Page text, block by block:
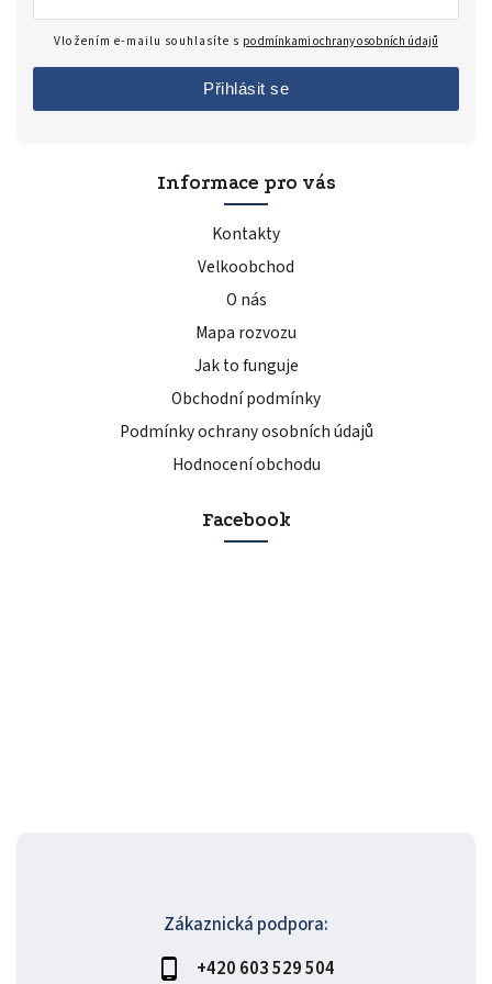
Zákaznická podpora:
+420 603 529 504
Informace pro vás
Kontakty
Velkoobchod
O nás
Mapa rozvozu
Jak to funguje
Obchodní podmínky
Podmínky ochrany osobních údajů
Hodnocení obchodu
Facebook
Vložením e-mailu souhlasíte s podmínkami ochrany osobních údajů
Přihlásit se